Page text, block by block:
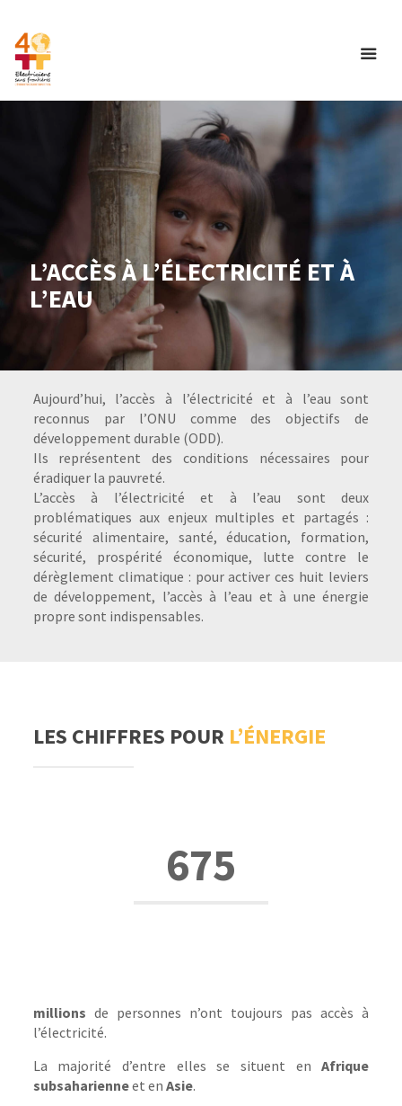
L’ACCÈS À L’ÉLECTRICITÉ ET À
L’EAU
Aujourd’hui, l’accès à l’électricité et à l’eau sont
reconnus par l’ONU comme des objectifs de
développement durable (ODD).
Ils représentent des conditions nécessaires pour
éradiquer la pauvreté.
L’accès à l’électricité et à l’eau sont deux
problématiques aux enjeux multiples et partagés :
sécurité alimentaire, santé, éducation, formation,
sécurité, prospérité économique, lutte contre le
dérèglement climatique : pour activer ces huit leviers
de développement, l’accès à l’eau et à une énergie
propre sont indispensables.
LES CHIFFRES POUR L’ÉNERGIE
675
millions de personnes n’ont toujours pas accès à
l’électricité.
La majorité d’entre elles se situent enAfrique
subsaharienneet en Asie.